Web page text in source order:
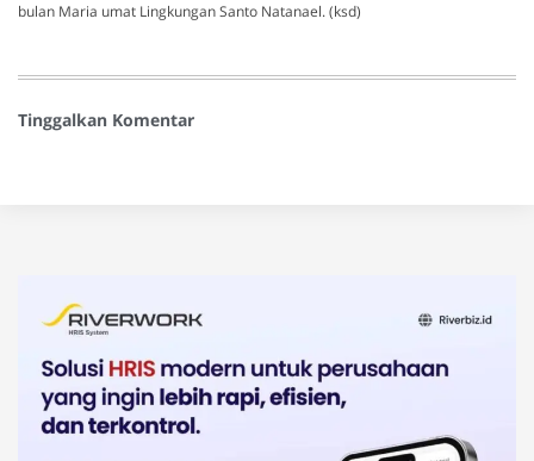
bulan Maria umat Lingkungan Santo Natanael. (ksd)
Tinggalkan Komentar